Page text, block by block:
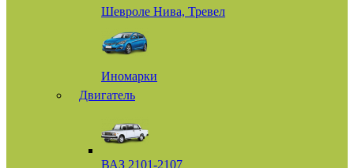
Шевроле Нива, Тревел
Иномарки
Двигатель
ВАЗ 2101-2107